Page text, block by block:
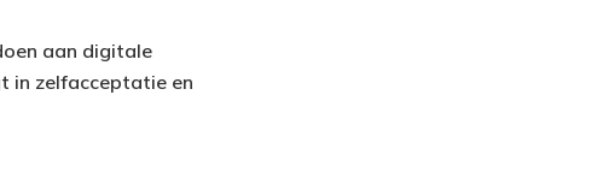
aan digitale
in zelfacceptatie en